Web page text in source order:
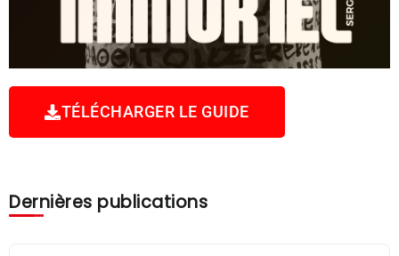
TÉLÉCHARGER LE GUIDE
Dernières publications